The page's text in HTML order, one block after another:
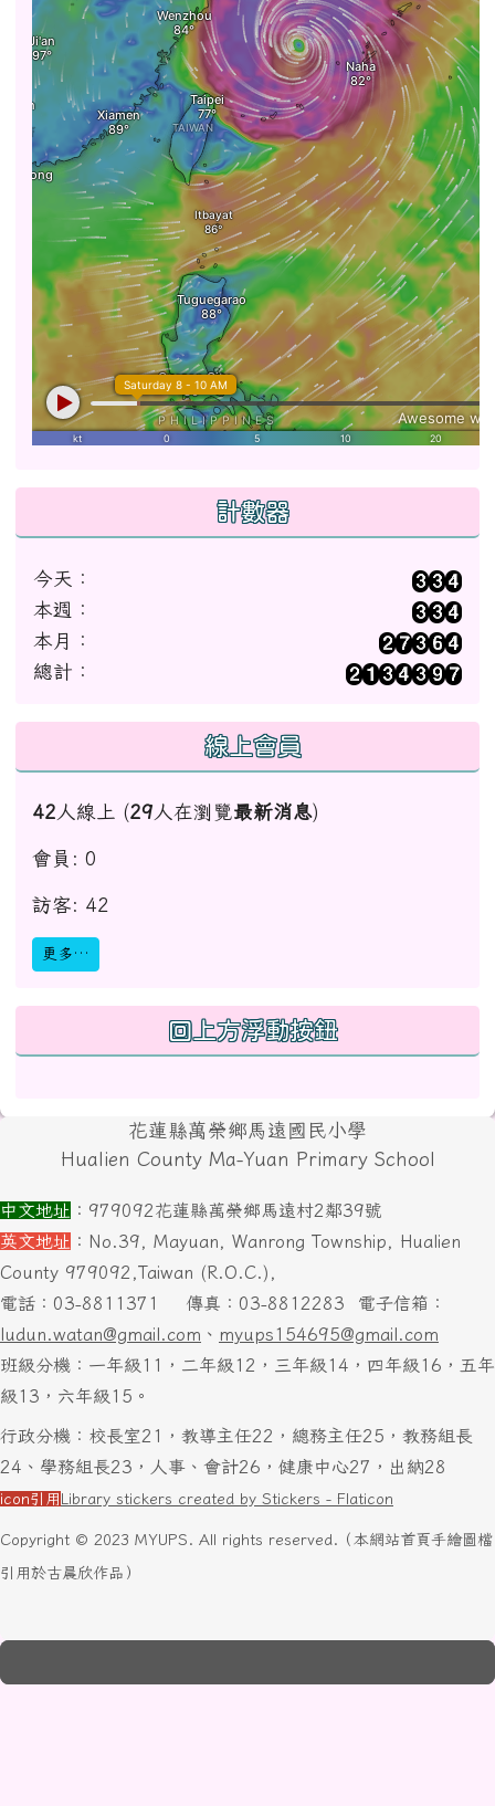
計數器
今天：
本週：
本月：
總計：
線上會員
42 人線上 (29 人在瀏覽最新消息)
會員: 0
訪客: 42
更多…
回上方浮動按鈕
頁尾區域內容花蓮縣萬榮鄉馬遠國民小學
Hualien County Ma-Yuan Primary School
中文地址 ：979092花蓮縣萬榮鄉馬遠村2鄰39號
英文地址 ：No.39, Mayuan, Wanrong Township, Hualien
County 979092,Taiwan (R.O.C.),
電話：03-8811371 傳真：03-8812283 電子信箱：
ludun.watan@gmail.com 、 myups154695@gmail.com
班級分機：一年級11，二年級12，三年級14，四年級16，五年
級13，六年級15。
行政分機：校長室21，教導主任22，總務主任25，教務組長
24、學務組長23，人事、會計26，健康中心27，出納28
icon引用 Library stickers created by Stickers - Flaticon
Copyright © 2023 MYUPS. All rights reserved.（本網站首頁手繪圖檔
引用於古晨欣作品）